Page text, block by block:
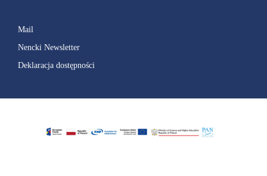
Mail
Nencki Newsletter
Deklaracja dostępności